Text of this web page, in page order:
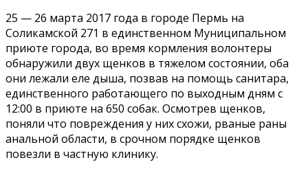
25 — 26 марта 2017 года в городе Пермь на
Соликамской 271 в единственном Муниципальном
приюте города, во время кормления волонтеры
обнаружили двух щенков в тяжелом состоянии, оба
они лежали еле дыша, позвав на помощь санитара,
единственного работающего по выходным дням с
12:00 в приюте на 650 собак. Осмотрев щенков,
поняли что повреждения у них схожи, рваные раны
анальной области, в срочном порядке щенков
повезли в частную клинику.